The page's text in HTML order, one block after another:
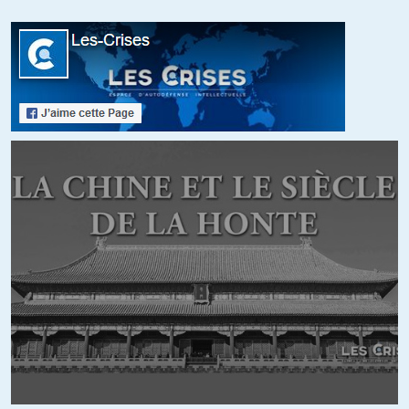
terrestres avec la Chine, c’est le Pakistan et le Népal auquel les
chinois ont promis de construire une voie ferrée de Lhassa à
Katmandou. Chose que voit d’un très mauvais oeil l’Union indienne
qui considère la nouvelle république du Népal comme une sorte de
protectorat à l’instar du Bouthan… Les 3 470 kilomètres de frontières
entre la république populaire de Chine et l’Union indienne sont
cette région du monde ont été tracées par l’empire britannique et
des gouvernements à New Delhi et des alliances stratégiques
signées avec l’impérialisme américain lequel a toujours considéré le
Tibet comme un front de guerre possible avec la Chine sont ravivés…
Nous sommes depuis l’élection du Premier ministre Narendra Modi
dans une de ces périodes où le boycott des produits chinois est
devenu une politique imposée à tous les indiens même et surtout
ceux vivant aux frontières.